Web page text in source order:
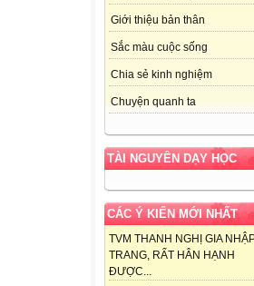
Giới thiệu bản thân
Sắc màu cuộc sống
Chia sẻ kinh nghiệm
Chuyện quanh ta
TÀI NGUYÊN DẠY HỌC
CÁC Ý KIẾN MỚI NHẤT
TVM THANH NGHỊ GIA
TRANG, RẤT HÂN HẠNH
ĐƯỢC...